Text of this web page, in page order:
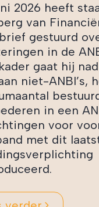
2026 heeft
van
gestuurd
in de
gaat hij
niet-ANBI’s,
in een
voor
met dit